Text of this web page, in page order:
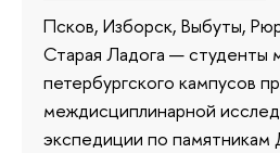
Псков, Изборск, Выбуты,
Старая Ладога — студенты
петербургского кампусов
междисциплинарной
экспедиции по памятникам